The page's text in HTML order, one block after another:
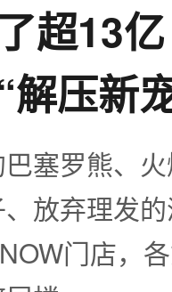
超13
解压新
塞罗熊、
、放弃理发
门店，